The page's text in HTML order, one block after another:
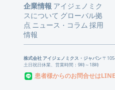
企業情報 アイジェノミク
スについて グローバル拠
点 ニュース ・ コラム 採用
情報
株式会社 アイジェノミクス・ジャパン〒
土日祝日休業、営業時間：9時～18時
患者様からのお問合せは